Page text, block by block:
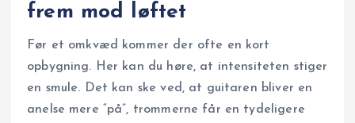
frem mod løftet
Før et omkvæd kommer der ofte en kort
opbygning. Her kan du høre, at intensiteten stiger
en smule. Det kan ske ved, at guitaren bliver en
anelse mere “på”, trommerne får en tydeligere